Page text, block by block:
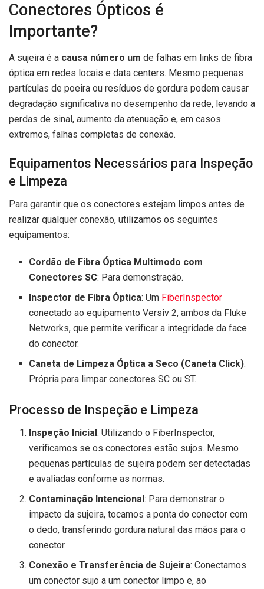
Conectores Ópticos é
Importante?
A sujeira é a causa número um de falhas em links de fibra
óptica em redes locais e data centers. Mesmo pequenas
partículas de poeira ou resíduos de gordura podem causar
degradação significativa no desempenho da rede, levando a
perdas de sinal, aumento da atenuação e, em casos
extremos, falhas completas de conexão.
Equipamentos Necessários para Inspeção
e Limpeza
Para garantir que os conectores estejam limpos antes de
realizar qualquer conexão, utilizamos os seguintes
equipamentos:
Cordão de Fibra Óptica Multimodo com
Conectores SC: Para demonstração.
Inspector de Fibra Óptica: Um FiberInspector
conectado ao equipamento Versiv 2, ambos da Fluke
Networks, que permite verificar a integridade da face
do conector.
Caneta de Limpeza Óptica a Seco (Caneta Click):
Própria para limpar conectores SC ou ST.
Processo de Inspeção e Limpeza
Inspeção Inicial: Utilizando o FiberInspector,
verificamos se os conectores estão sujos. Mesmo
pequenas partículas de sujeira podem ser detectadas
e avaliadas conforme as normas.
Contaminação Intencional: Para demonstrar o
impacto da sujeira, tocamos a ponta do conector com
o dedo, transferindo gordura natural das mãos para o
conector.
Conexão e Transferência de Sujeira: Conectamos
um conector sujo a um conector limpo e, ao